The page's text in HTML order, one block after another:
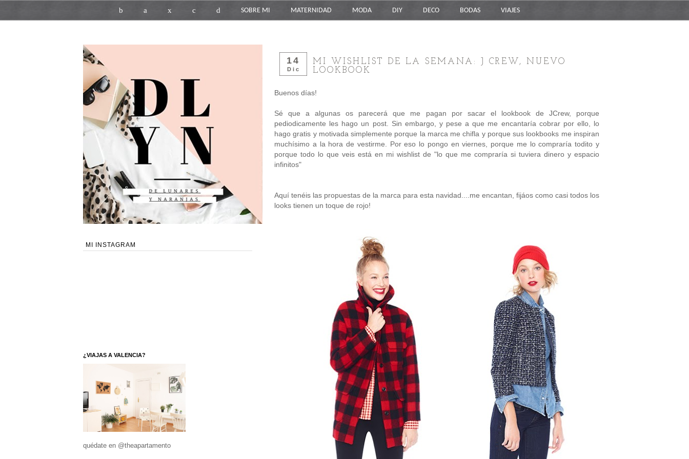
b a x c d SOBRE MI MATERNIDAD MODA DIY DECO BODAS VIAJES
14
Dic
MI WISHLIST DE LA SEMANA: J CREW, NUEVO
LOOKBOOK
Buenos días!
Sé que a algunas os parecerá que me pagan por sacar el lookbook de JCrew, porque
pediodicamente les hago un post. Sin embargo, y pese a que me encantaría cobrar por ello, lo
hago gratis y motivada simplemente porque la marca me chifla y porque sus lookbooks me inspiran
muchísimo a la hora de vestirme. Por eso lo pongo en viernes, porque me lo compraría todito y
porque todo lo que veis está en mi wishlist de "lo que me compraría si tuviera dinero y espacio
infinitos"
Aquí tenéis las propuestas de la marca para esta navidad....me encantan, fijáos como casi todos los
looks tienen un toque de rojo!
MI INSTAGRAM
¿VIAJAS A VALENCIA?
quédate en @theapartamento